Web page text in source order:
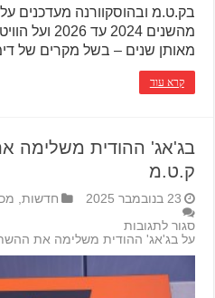
מאותן שנים – בשל מקרים של
קרא עוד
בג'אג' ההודית משלימה
ק.ט.מ
23 בנובמבר 2025 חדשות
סגור לתגובות
על בג'אג' ההודית משלימה את